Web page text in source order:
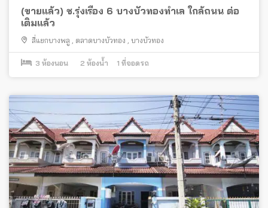
(ขายแล้ว) ช.รุ่งเรือง 6 บางบัวทองทำเล ใกล้ถนน ต่อ
เติมแล้ว
สี่แยกบางพลู , ตลาดบางบัวทอง , บางบัวทอง
3 ห้องนอน 2 ห้องน้ำ 1 ที่จอดรถ